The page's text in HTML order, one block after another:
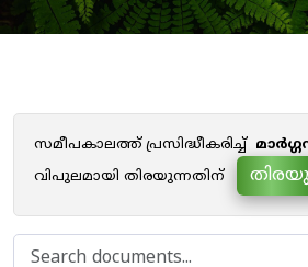
സമീപകാലത്ത് പ്രസിദ്ധീകരിച്ച്
വിപുലമായി തിരയുന്നതിന്